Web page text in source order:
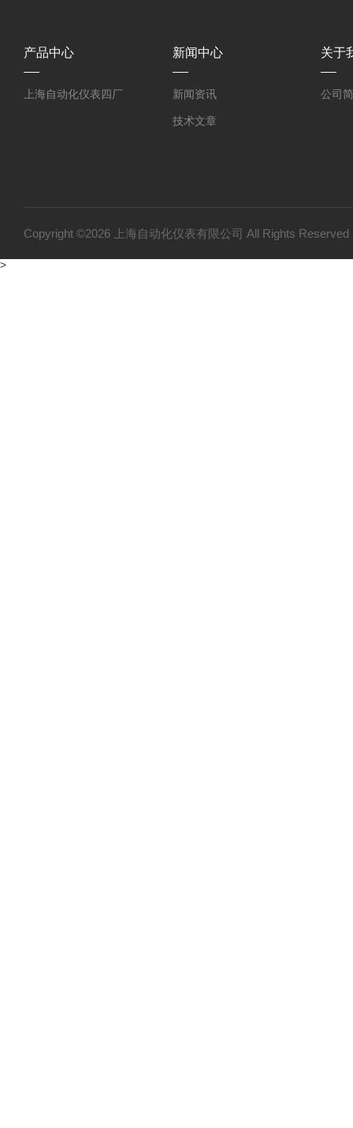
产品中心
上海自动化仪表四厂
新闻中心
新闻资讯
技术文章
关于
公司
Copyright ©2026 上海自动化仪表有限公司 All Rights
>